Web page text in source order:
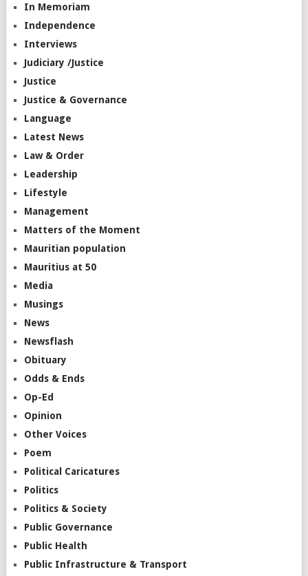
In Memoriam
Independence
Interviews
Judiciary /Justice
Justice
Justice & Governance
Language
Latest News
Law & Order
Leadership
Lifestyle
Management
Matters of the Moment
Mauritian population
Mauritius at 50
Media
Musings
News
Newsflash
Obituary
Odds & Ends
Op-Ed
Opinion
Other Voices
Poem
Political Caricatures
Politics
Politics & Society
Public Governance
Public Health
Public Infrastructure & Transport